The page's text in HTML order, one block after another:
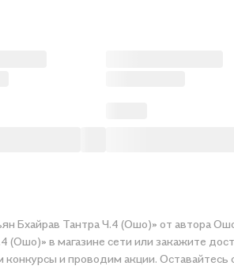
заказ можно из любого города России: от Санкт-Петербурга и Москвы до Казани
в магазине сети или закажите доставку.
и проводим акции. Оставайтесь